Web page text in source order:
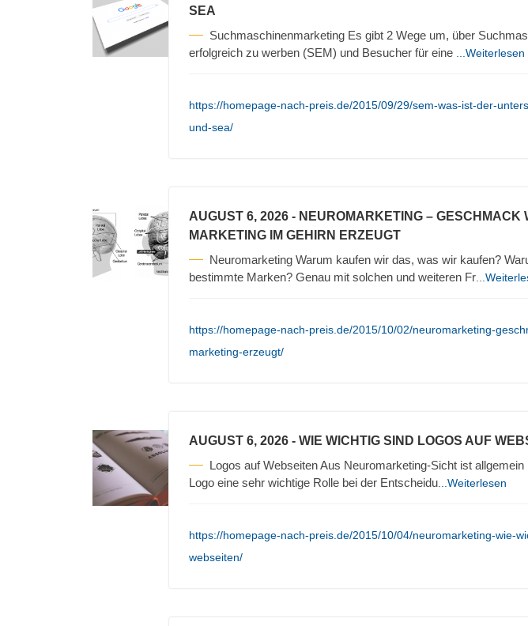
SEA
Suchmaschinenmarketing Es gibt 2 Wege um, über
erfolgreich zu werben (SEM) und Besucher für eine
...Weiterlesen
https://homepage-nach-preis.de/2015/09/29/sem-was-ist-der-
und-sea/
AUGUST 6, 2026 - NEUROMARKETING – GESCHMACK
MARKETING IM GEHIRN ERZEUGT
Neuromarketing Warum kaufen wir das, was wir kaufen?
bestimmte Marken? Genau mit solchen und weiteren Fr
https://homepage-nach-preis.de/2015/10/02/neuromarketing-
marketing-erzeugt/
AUGUST 6, 2026 - WIE WICHTIG SIND LOGOS AUF
Logos auf Webseiten Aus Neuromarketing-Sicht ist
Logo eine sehr wichtige Rolle bei der Entscheidu ...Weiterlesen
https://homepage-nach-preis.de/2015/10/04/neuromarketing-wie-
webseiten/